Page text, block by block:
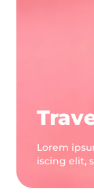
Lorem
iscing elit,